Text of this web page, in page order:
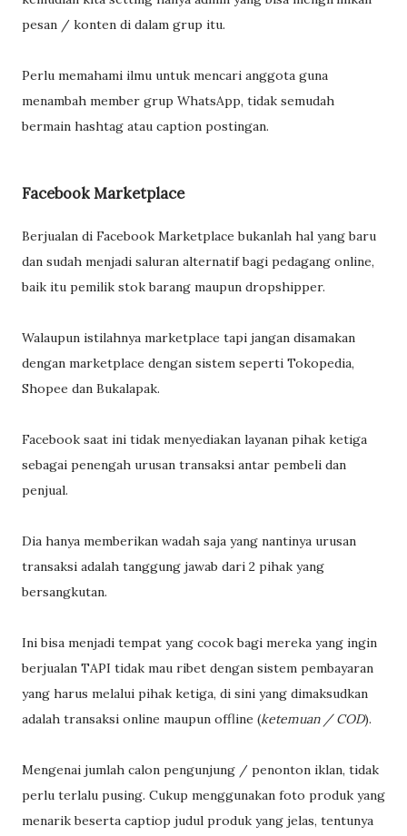
pesan / konten di dalam grup itu.
Perlu memahami ilmu untuk mencari anggota guna
menambah member grup WhatsApp, tidak semudah
bermain hashtag atau caption postingan.
Facebook Marketplace
Berjualan di Facebook Marketplace bukanlah hal yang baru
dan sudah menjadi saluran alternatif bagi pedagang online,
baik itu pemilik stok barang maupun dropshipper.
Walaupun istilahnya marketplace tapi jangan disamakan
dengan marketplace dengan sistem seperti Tokopedia,
Shopee dan Bukalapak.
Facebook saat ini tidak menyediakan layanan pihak ketiga
sebagai penengah urusan transaksi antar pembeli dan
penjual.
Dia hanya memberikan wadah saja yang nantinya urusan
transaksi adalah tanggung jawab dari 2 pihak yang
bersangkutan.
Ini bisa menjadi tempat yang cocok bagi mereka yang ingin
berjualan TAPI tidak mau ribet dengan sistem pembayaran
yang harus melalui pihak ketiga, di sini yang dimaksudkan
adalah transaksi online maupun offline (ketemuan / COD).
Mengenai jumlah calon pengunjung / penonton iklan, tidak
perlu terlalu pusing. Cukup menggunakan foto produk yang
menarik beserta captiop judul produk yang jelas, tentunya